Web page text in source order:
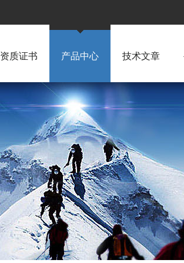
资质证书 产品中心 技术文章